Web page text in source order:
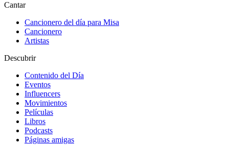
Cantar
Cancionero del día para Misa
Cancionero
Artistas
Descubrir
Contenido del Día
Eventos
Influencers
Movimientos
Películas
Libros
Podcasts
Páginas amigas